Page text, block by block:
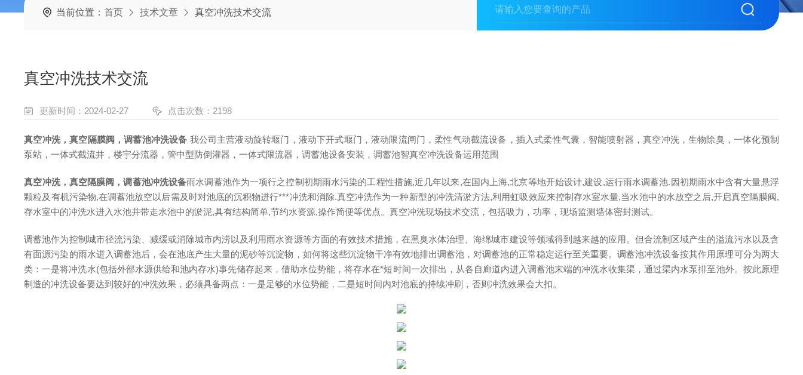
当前位置：首页 技术文章 真空冲洗技术交流
真空冲洗技术交流
更新时间：2024-02-27 点击次数：2198
真空冲洗，真空隔膜阀，调蓄池冲洗设备 我公司主营液动旋转堰门，液动下开式堰门，液动限流闸门，柔性气动截流设备，插入式柔性气囊，智能喷射器，真空冲洗，生物除臭，一体化预制
泵站，一体式截流井，楼宇分流器，管中型防倒灌器，一体式限流器，调蓄池设备安装，调蓄池智真空冲洗设备运用范围
真空冲洗，真空隔膜阀，调蓄池冲洗设备雨水调蓄池作为一项行之控制初期雨水污染的工程性措施,近几年以来,在国内上海,北京等地开始设计,建设,运行雨水调蓄池.因初期雨水中含有大量悬浮
颗粒及有机污染物,在调蓄池放空以后需及时对池底的沉积物进行***冲洗和消除.真空冲洗作为一种新型的冲洗清淤方法,利用虹吸效应来控制存水室水量,当水池中的水放空之后,开启真空隔膜阀,
存水室中的冲洗水进入水池并带走水池中的淤泥,具有结构简单,节约水资源,操作简便等优点。真空冲洗现场技术交流，包括吸力，功率，现场监测墙体密封测试。
调蓄池作为控制城市径流污染、减缓或消除城市内涝以及利用雨水资源等方面的有效技术措施，在黑臭水体治理、海绵城市建设等领域得到越来越的应用。但合流制区域产生的溢流污水以及含
有面源污染的雨水进入调蓄池后，会在池底产生大量的泥砂等沉淀物，如何将这些沉淀物干净有效地排出调蓄池，对调蓄池的正常稳定运行至关重要。调蓄池冲洗设备按其作用原理可分为两大
类：一是将冲洗水(包括外部水源供给和池内存水)事先储存起来，借助水位势能，将存水在*短时间一次排出，从各自廊道内进入调蓄池末端的冲洗水收集渠，通过渠内水泵排至池外。按此原理
制造的冲洗设备要达到较好的冲洗效果，必须具备两点：一是足够的水位势能，二是短时间内对池底的持续冲刷，否则冲洗效果会大扣。